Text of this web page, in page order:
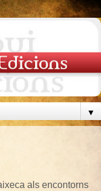
▼
als encontorns